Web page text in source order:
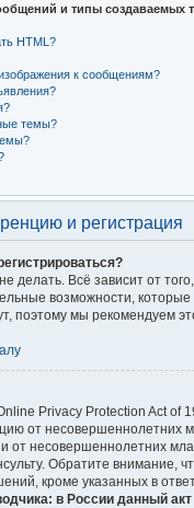
и типы создаваемых
HTML?
к сообщениям?
темы?
и регистрация
делать. Всё зависит от
возможности,
поэтому мы рекомендуем
Privacy Protection Act
от несовершеннолетних
от несовершеннолетних
Обратите внимание,
кроме указанных в
в России данный